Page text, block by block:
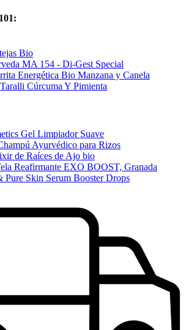
Bio
MA 154 - Di-Gest Special
Energética Bio Manzana y Canela
Cúrcuma Y Pimienta
Gel Limpiador Suave
Ayurvédico para Rizos
de Raíces de Ajo bio
Reafirmante EXO BOOST, Granada
Pure Skin Serum Booster Drops